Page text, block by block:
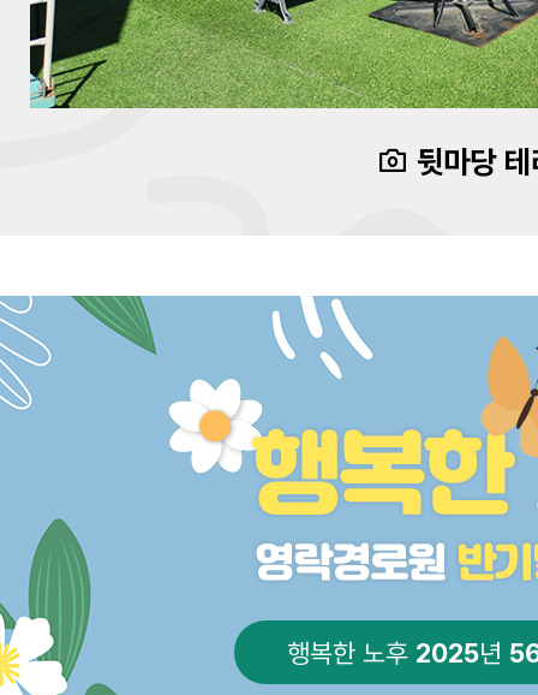
뒷마당
행복한 노후 2025년